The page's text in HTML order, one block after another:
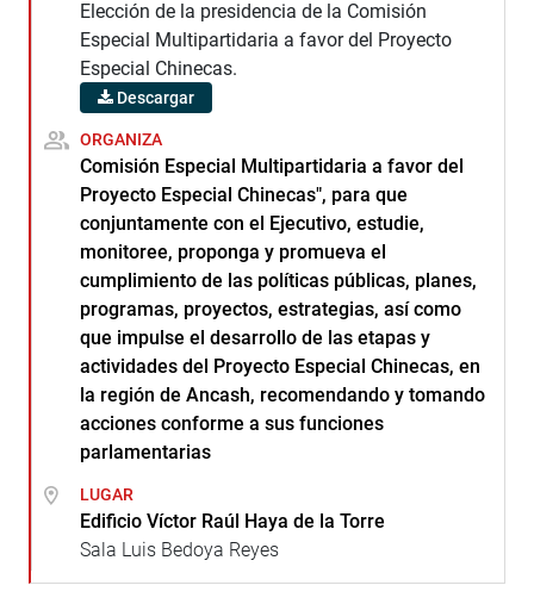
Elección de la presidencia de la Comisión
Especial Multipartidaria a favor del Proyecto
Especial Chinecas.
Descargar
ORGANIZA
Comisión Especial Multipartidaria a favor del
Proyecto Especial Chinecas", para que
conjuntamente con el Ejecutivo, estudie,
monitoree, proponga y promueva el
cumplimiento de las políticas públicas, planes,
programas, proyectos, estrategias, así como
que impulse el desarrollo de las etapas y
actividades del Proyecto Especial Chinecas, en
la región de Ancash, recomendando y tomando
acciones conforme a sus funciones
parlamentarias
LUGAR
Edificio Víctor Raúl Haya de la Torre
Sala Luis Bedoya Reyes